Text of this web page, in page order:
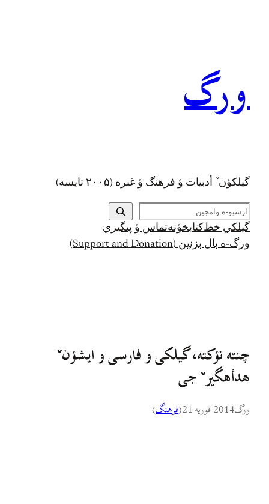
ورگ
گيلکؤن ٚ أدبیات ؤ فرهنگ ؤ غىره (۲۰۰۵ تايسه)
ج
س
ت
ج
گيلکي خط کتابخؤنهتماس ؤ پىگيري
ورگ-ه بال بزنين (Support and Donation)
چنته نؤکته، گیلکی و فارسی و ایشؤنˇ
هدأهگیرˇ جی
ورگ2014 فوریه 21 (فرهنگ)